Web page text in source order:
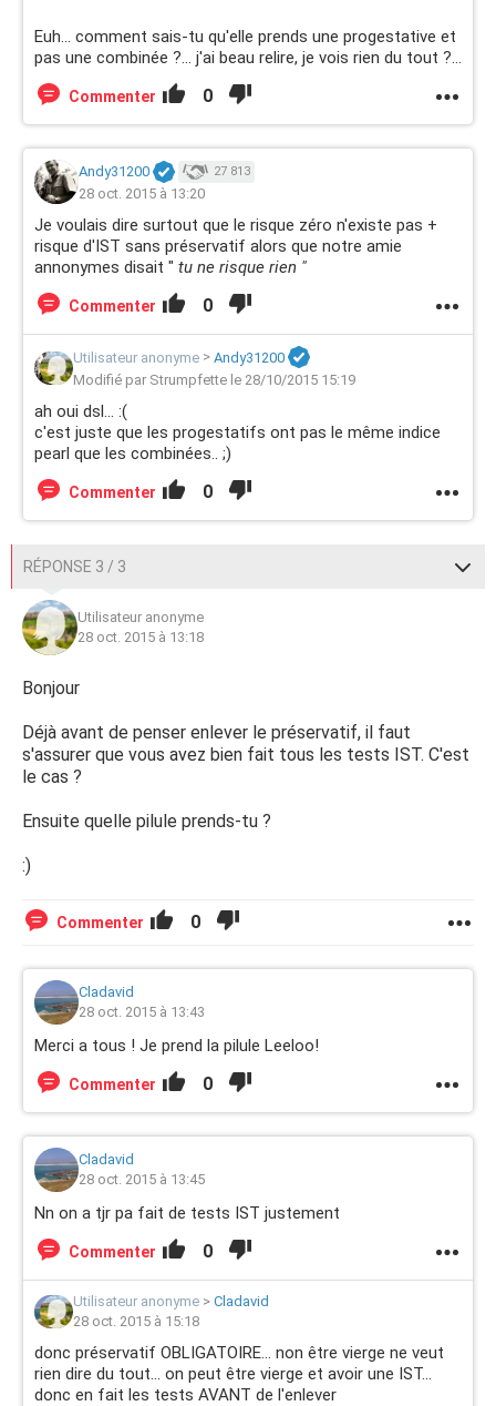
Euh... comment sais-tu qu'elle prends une progestative et
pas une combinée ?... j'ai beau relire, je vois rien du tout ?...
Commenter 0
Andy31200 27 813
28 oct. 2015 à 13:20
Je voulais dire surtout que le risque zéro n'existe pas +
risque d'IST sans préservatif alors que notre amie
annonymes disait " tu ne risque rien "
Commenter 0
Utilisateur anonyme > Andy31200
Modifié par Strumpfette le 28/10/2015 15:19
ah oui dsl... :(
c'est juste que les progestatifs ont pas le même indice
pearl que les combinées.. ;)
Commenter 0
RÉPONSE 3 / 3
Utilisateur anonyme
28 oct. 2015 à 13:18
Bonjour
Déjà avant de penser enlever le préservatif, il faut
s'assurer que vous avez bien fait tous les tests IST. C'est
le cas ?
Ensuite quelle pilule prends-tu ?
:)
Commenter 0
Cladavid
28 oct. 2015 à 13:43
Merci a tous ! Je prend la pilule Leeloo!
Commenter 0
Cladavid
28 oct. 2015 à 13:45
Nn on a tjr pa fait de tests IST justement
Commenter 0
Utilisateur anonyme > Cladavid
28 oct. 2015 à 15:18
donc préservatif OBLIGATOIRE... non être vierge ne veut
rien dire du tout... on peut être vierge et avoir une IST...
donc en fait les tests AVANT de l'enlever